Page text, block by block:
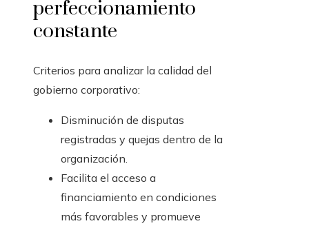
perfeccionamiento
constante
Criterios para analizar la calidad del
gobierno corporativo:
Disminución de disputas
registradas y quejas dentro de la
organización.
Facilita el acceso a
financiamiento en condiciones
más favorables y promueve